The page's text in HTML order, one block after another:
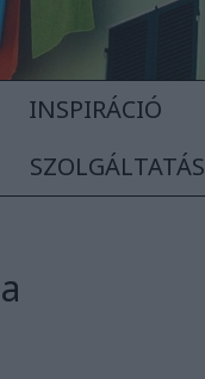
INSPIRÁCIÓ